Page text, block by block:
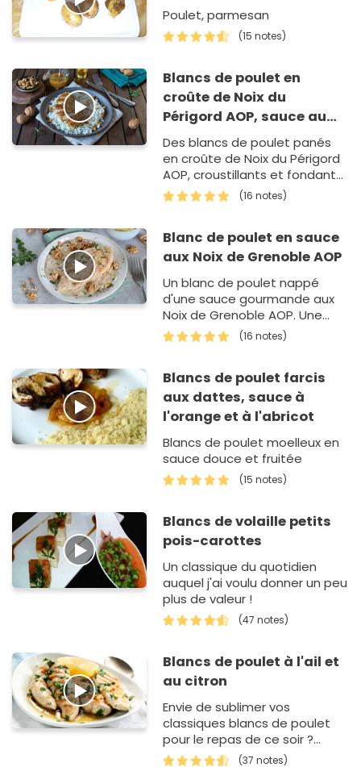
Poulet, parmesan
(15 notes)
Blancs de poulet en
croûte de Noix du
Périgord AOP, sauce au
miel et moutarde de Dijon
Des blancs de poulet panés
en croûte de Noix du Périgord
AOP, croustillants et fondants
à la fois. Ils sont nappés avec
leur sauce…
(16 notes)
Blanc de poulet en sauce
aux Noix de Grenoble AOP
Un blanc de poulet nappé
d'une sauce gourmande aux
Noix de Grenoble AOP. Une
recette facile à préparer et
absolument irrésistible !
(16 notes)
Blancs de poulet farcis
aux dattes, sauce à
l'orange et à l'abricot
Blancs de poulet moelleux en
sauce douce et fruitée
(15 notes)
Blancs de volaille petits
pois-carottes
Un classique du quotidien
auquel j'ai voulu donner un peu
plus de valeur !
(47 notes)
Blancs de poulet à l'ail et
au citron
Envie de sublimer vos
classiques blancs de poulet
pour le repas de ce soir ?
Découvrez cette recette
(37 notes)